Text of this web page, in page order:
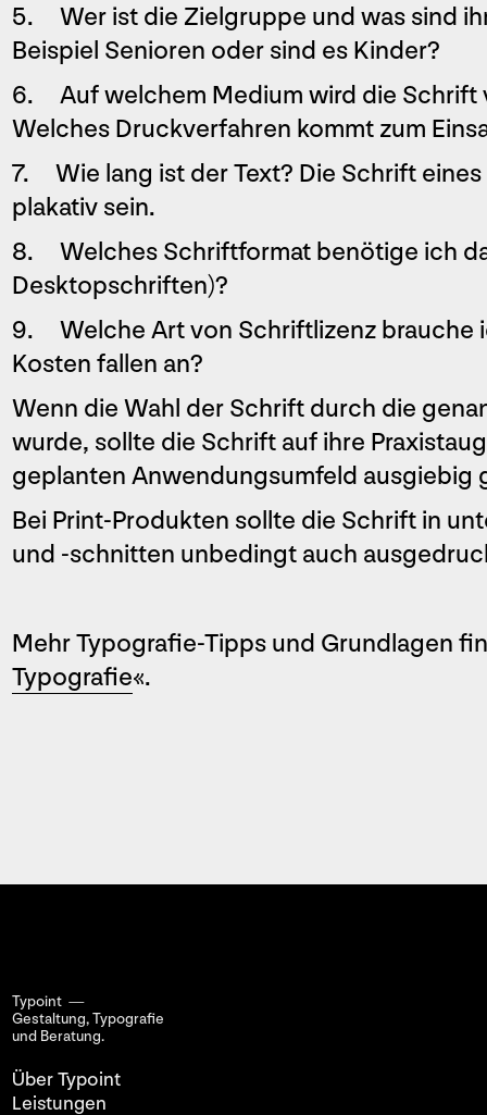
5. Wer ist die Zielgruppe und was sind
Beispiel Senioren oder sind es Kinder?
6. Auf welchem Medium wird die Schrift
Welches Druckverfahren kommt zum
7. Wie lang ist der Text? Die Schrift eines
plakativ sein.
8. Welches Schriftformat benötige ich
Desktopschriften)?
9. Welche Art von Schriftlizenz brauche
Kosten fallen an?
Wenn die Wahl der Schrift durch die
wurde, sollte die Schrift auf ihre
geplanten ­Anwendungsumfeld ausgiebig
Bei Print-Produkten sollte die Schrift in
und -schnitten unbedingt auch
Mehr Typografie-Tipps und Grundlagen
Typografie«.
Typoint —
Gestaltung, Typografie
und Beratung.
Über Typoint
Leistungen